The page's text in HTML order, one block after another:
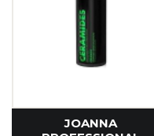
JOANNA